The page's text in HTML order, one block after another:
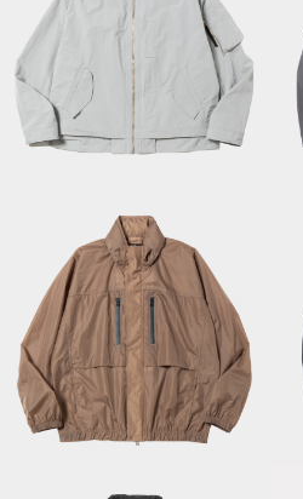
Paper Touch
Reversible 4Way
Airy Nylon Wind
JKT/Ram Umber